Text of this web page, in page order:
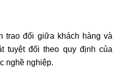
trao đổi giữa khách hàng và
tuyệt đối theo quy định của
nghề nghiệp.